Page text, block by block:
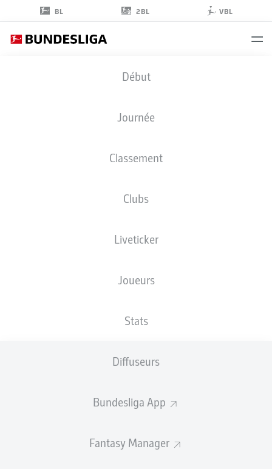
BL 2BL VBL
Début
Journée
Classement
Clubs
Liveticker
Joueurs
Stats
Diffuseurs
Bundesliga App
Fantasy Manager